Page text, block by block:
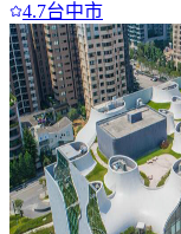
4.7台中市